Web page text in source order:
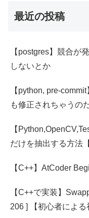
最近の投稿
【postgres】競合が
しないとか
【python, pre-
も修正されちゃうの
【
だけを抽出する方法
【C++】AtCoder
【C++で実装】
206 ] 【初心者による